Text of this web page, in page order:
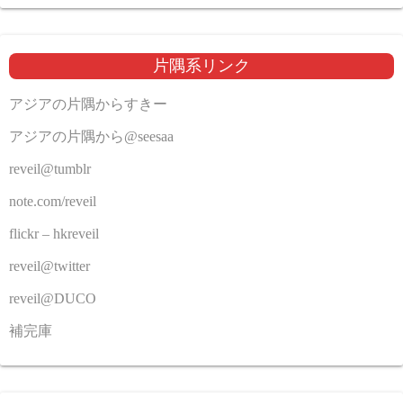
片隅系リンク
アジアの片隅からすきー
アジアの片隅から@seesaa
reveil@tumblr
note.com/reveil
flickr – hkreveil
reveil@twitter
reveil@DUCO
補完庫